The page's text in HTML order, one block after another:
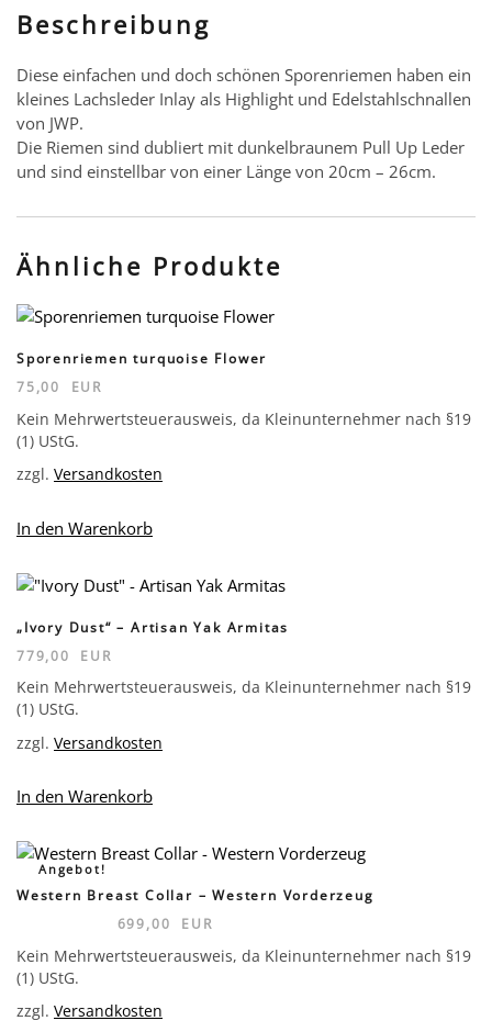
Beschreibung
Diese einfachen und doch schönen Sporenriemen haben ein
kleines Lachsleder Inlay als Highlight und Edelstahlschnallen
von JWP.
Die Riemen sind dubliert mit dunkelbraunem Pull Up Leder
und sind einstellbar von einer Länge von 20cm – 26cm.
Ähnliche Produkte
Sporenriemen turquoise Flower
75,00
EUR
Kein Mehrwertsteuerausweis, da Kleinunternehmer nach §19
(1) UStG.
zzgl. Versandkosten
In den Warenkorb
„Ivory Dust“ – Artisan Yak Armitas
779,00
EUR
Kein Mehrwertsteuerausweis, da Kleinunternehmer nach §19
(1) UStG.
zzgl. Versandkosten
In den Warenkorb
Angebot!
Western Breast Collar – Western Vorderzeug
Ursprünglicher
war:
699,00 EURAktueller
ist:
Kein Mehrwertsteuerausweis, da Kleinunternehmer nach §19
(1) UStG.
zzgl. Versandkosten